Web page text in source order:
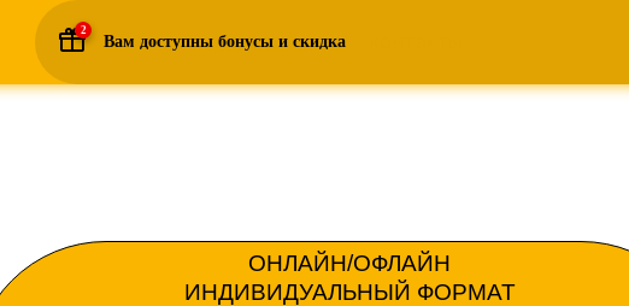
курсы
ОНЛАЙН/ОФЛАЙН
ИНДИВИДУАЛЬНЫЙ ФОРМАТ
2
Вам доступны бонусы и скидка